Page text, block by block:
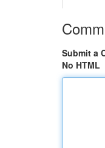
Submit a
No HTML